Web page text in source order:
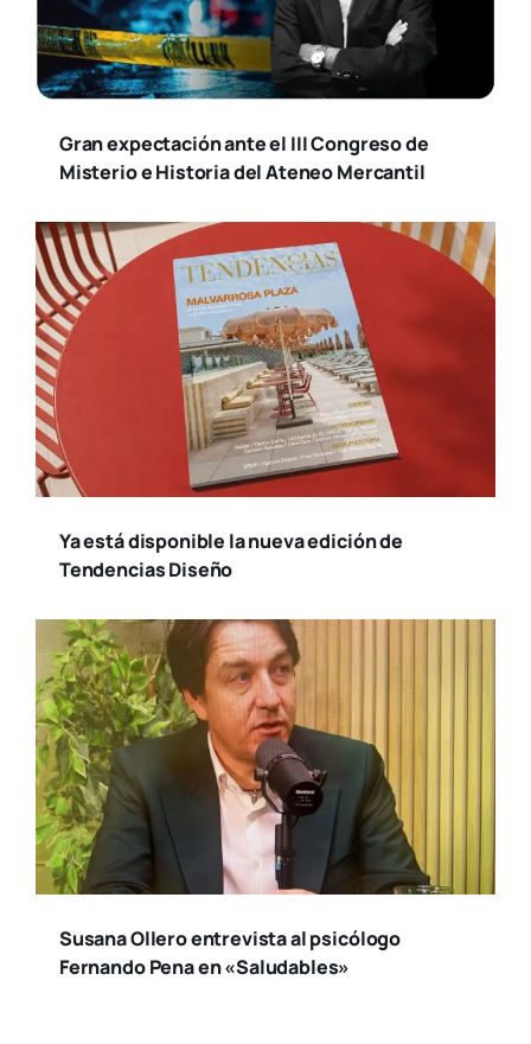
Gran expectación ante el III Congreso de
Misterio e Historia del Ateneo Mercantil
Ya está disponible la nueva edición de
Tendencias Diseño
Susana Ollero entrevista al psicólogo
Fernando Pena en «Saludables»